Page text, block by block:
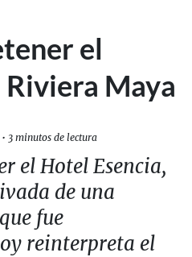
el
Maya
• 3 minutos de lectura
el Hotel Esencia,
de una
fue
reinterpreta el